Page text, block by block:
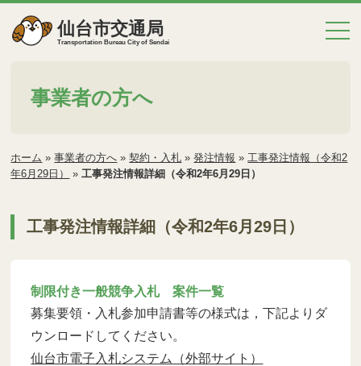
仙台市交通局
Transportation Bureau City of Sendai
事業者の方へ
ホーム »事業者の方へ »契約・入札 »発注情報 »工事発注情報（令和2
年6月29日）
»工事発注情報詳細（令和2年6月29日）
工事発注情報詳細（令和2年6月29日）
制限付き一般競争入札 案件一覧
募集要領・入札参加申請書等の様式は，下記よりダ
ウンロードしてください。
仙台市電子入札システム（外部サイト）